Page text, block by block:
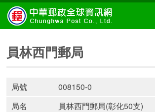
員林西門郵局
局號
008150-0
局名
員林西門郵局(彰化50支)